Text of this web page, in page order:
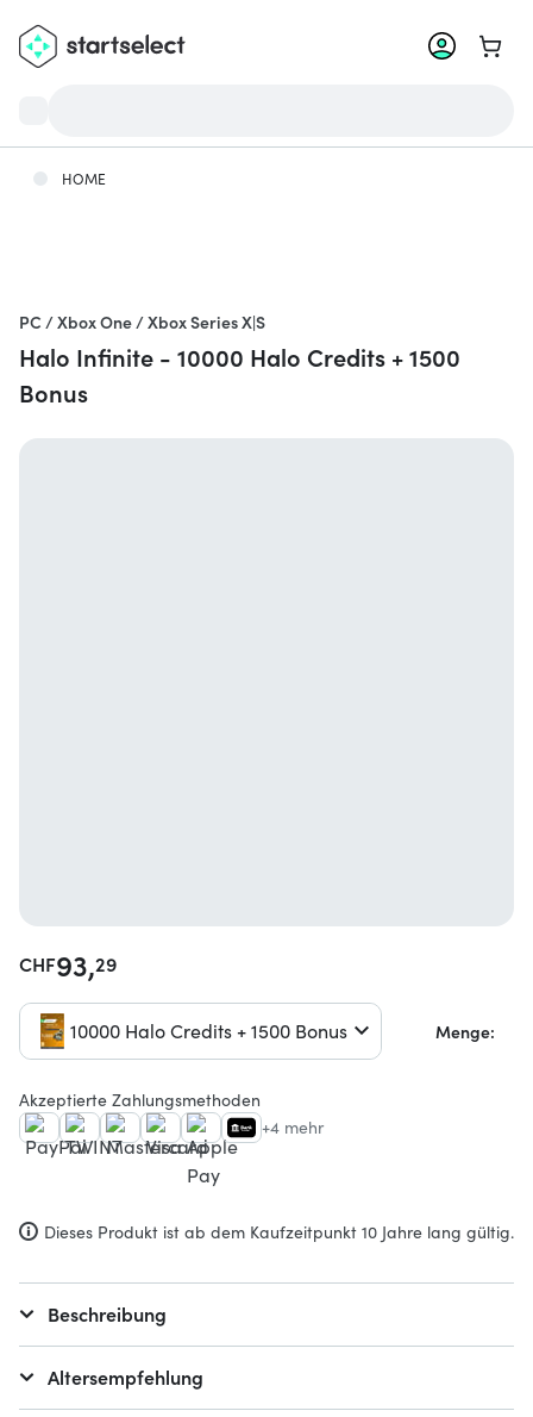
Zum
HOME
PC / Xbox One / Xbox Series X|S
Halo Infinite - 10000 Halo Credits + 1500
Bonus
CHF93,29
10000 Halo Credits + 1500 Bonus Menge:
Akzeptierte Zahlungsmethoden
+4 mehr
Dieses Produkt ist ab dem Kaufzeitpunkt 10 Jahre lang gültig.
Beschreibung
Altersempfehlung